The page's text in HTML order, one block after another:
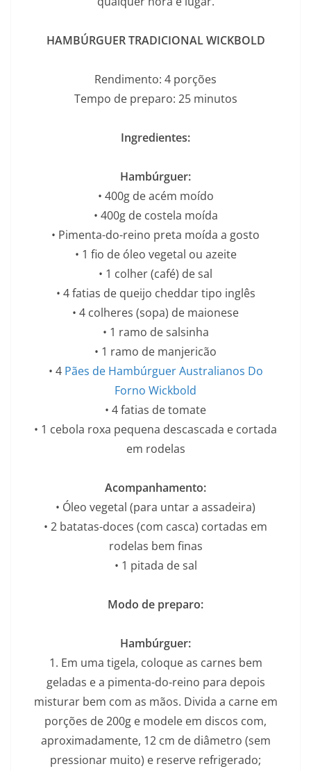
HAMBÚRGUER TRADICIONAL WICKBOLD
Rendimento: 4 porções
Tempo de preparo: 25 minutos
Ingredientes:
Hambúrguer:
• 400g de acém moído
• 400g de costela moída
• Pimenta-do-reino preta moída a gosto
• 1 fio de óleo vegetal ou azeite
• 1 colher (café) de sal
• 4 fatias de queijo cheddar tipo inglês
• 4 colheres (sopa) de maionese
• 1 ramo de salsinha
• 1 ramo de manjericão
• 4 Pães de Hambúrguer Australianos Do
Forno Wickbold
• 4 fatias de tomate
• 1 cebola roxa pequena descascada e cortada
em rodelas
Acompanhamento:
• Óleo vegetal (para untar a assadeira)
• 2 batatas-doces (com casca) cortadas em
rodelas bem finas
• 1 pitada de sal
Modo de preparo:
Hambúrguer:
1. Em uma tigela, coloque as carnes bem
geladas e a pimenta-do-reino para depois
misturar bem com as mãos. Divida a carne em
porções de 200g e modele em discos com,
aproximadamente, 12 cm de diâmetro (sem
pressionar muito) e reserve refrigerado;